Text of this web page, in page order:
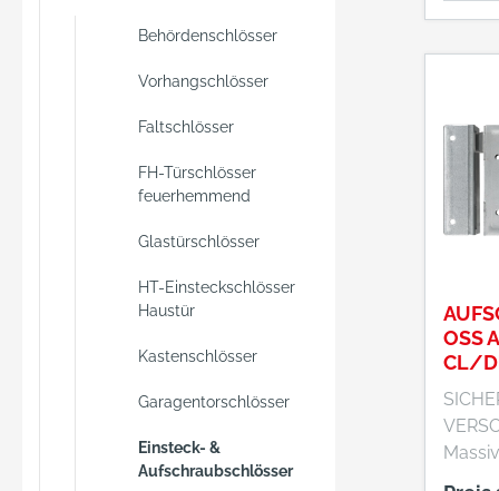
Behördenschlösser
Vorhangschlösser
Faltschlösser
FH-Türschlösser
feuerhemmend
Glastürschlösser
HT-Einsteckschlösser
Haustür
Kastenschlösser
Garagentorschlösser
Einsteck- &
Aufschraubschlösser
an.
Innere
auf
wird
einem
OSS
CL/